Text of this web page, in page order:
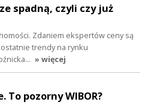
spadną, czyli czy już
Zdaniem ekspertów ceny są
trendy na rynku
» więcej
pozorny WIBOR?